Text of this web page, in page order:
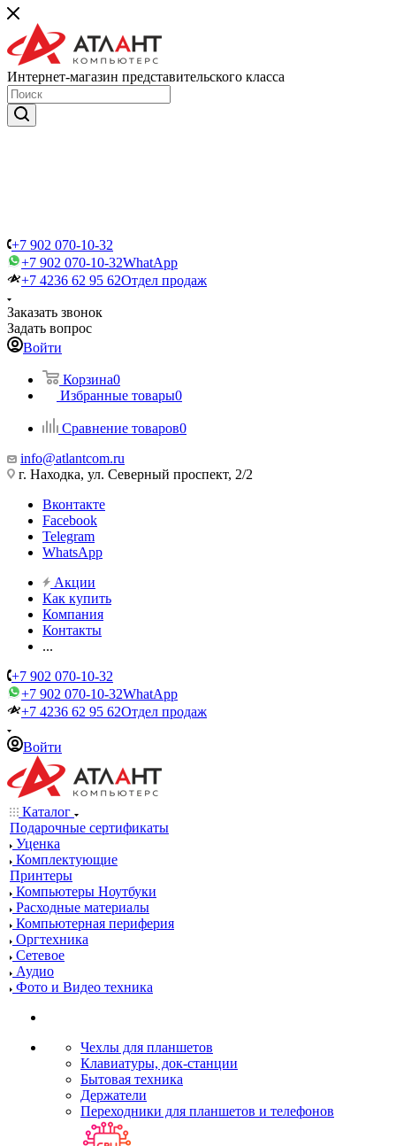
Интернет-магазин представительского класса
+7 902 070-10-32
+7 902 070-10-32WhatApp
+7 4236 62 95 62Отдел продаж
Заказать звонок
Задать вопрос
Войти
Корзина0
Избранные товары0
Сравнение товаров0
info@atlantcom.ru
г. Находка, ул. Северный проспект, 2/2
Вконтакте
Facebook
Telegram
WhatsApp
Акции
Как купить
Компания
Контакты
...
+7 902 070-10-32
+7 902 070-10-32WhatApp
+7 4236 62 95 62Отдел продаж
Войти
Каталог
Подарочные сертификаты
Уценка
Комплектующие
Принтеры
Компьютеры Ноутбуки
Расходные материалы
Компьютерная периферия
Оргтехника
Сетевое
Аудио
Фото и Видео техника
Чехлы для планшетов
Клавиатуры, док-станции
Бытовая техника
Держатели
Переходники для планшетов и телефонов